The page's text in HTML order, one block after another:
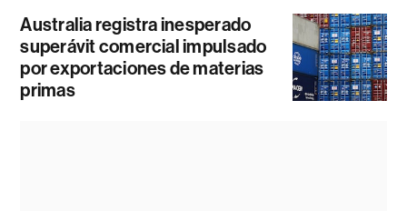
Australia registra inesperado
superávit comercial impulsado
por exportaciones de materias
primas